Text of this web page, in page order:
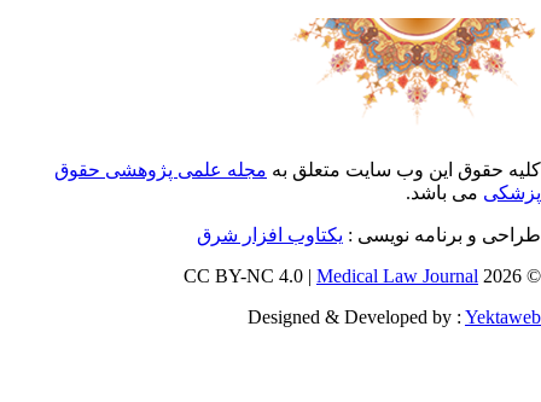
حقوق این وب سایت متعلق بهمجله علمی پژوهشی حقوق
می باشد.
و برنامه نویسی : یکتاوب افزار شرق
©
Medical Law Journal
Designed & Developed by :